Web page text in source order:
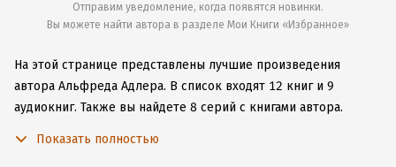
Отправим уведомление, когда появятся новинки.
Вы можете найти автора в разделе Мои Книги «Избранное»
На этой странице представлены лучшие произведения
автора Альфреда Адлера. В список входят 12 книг и 9
аудиокниг. Также вы найдете 8 серий с книгами автора.
Показать полностью